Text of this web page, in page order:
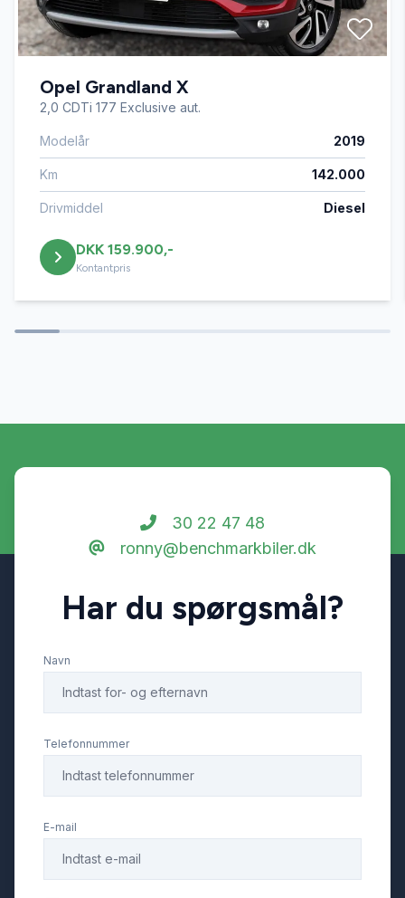
Isofix
Læderrat
Navigation
Servostyring
Splitbagsæder
Tågelygter
Opel Grandland X
2,0 CDTi 177 Exclusive aut.
Modelår 2019
Km 142.000
Drivmiddel Diesel
DKK 159.900,-
Kontantpris
30 22 47 48
ronny@benchmarkbiler.dk
Har du spørgsmål?
Navn
Telefonnummer
E-mail